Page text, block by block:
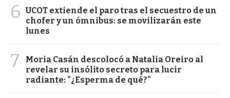
6 UCOT extiende el paro tras el secuestro de un
chofer y un ómnibus: se movilizarán este
lunes
7
Moria Casán descolocó a Natalia Oreiro al
revelar su insólito secreto para lucir
radiante: "¿Esperma de qué?"